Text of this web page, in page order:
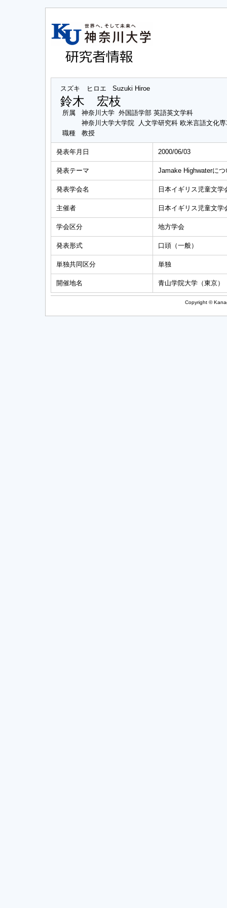
スズキ ヒロエ Suzuki Hiroe
鈴木 宏枝
所属
神奈川大学 外国語学部 英語英文学科
神奈川大学大学院 人文学研究科 欧米言語文化
職種
教授
発表年月日 2000/06/03
発表テーマ Jamake Highwaterに
発表学会名 日本イギリス児童文
主催者 日本イギリス児童文学
学会区分 地方学会
発表形式 口頭（一般）
単独共同区分 単独
開催地名 青山学院大学（東京）
Copyright ©